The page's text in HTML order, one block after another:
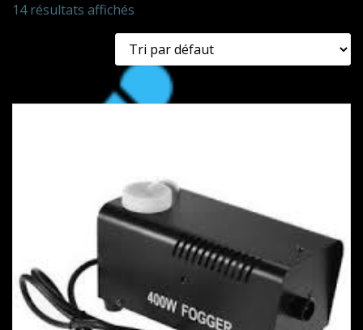
14 résultats affichés